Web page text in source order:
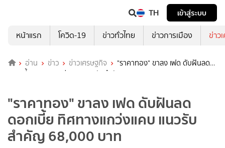
TH
เข้าสู่ระบบ
หน้าแรก
โควิด-19 ข่าวทั่วไทย ข่าวการเมือง ข่าว
อ่าน ข่าว ข่าวเศรษฐกิจ
"ราคาทอง" ขาลง เฟด ดับฝันลด
ดอกเบี้ย ทิศทางแกว่งแคบ แนวรับสำคัญ 68,000 บาท
"ราคาทอง" ขาลง เฟด ดับฝันลด
ดอกเบี้ย ทิศทางแกว่งแคบ แนวรับ
สำคัญ 68,000 บาท